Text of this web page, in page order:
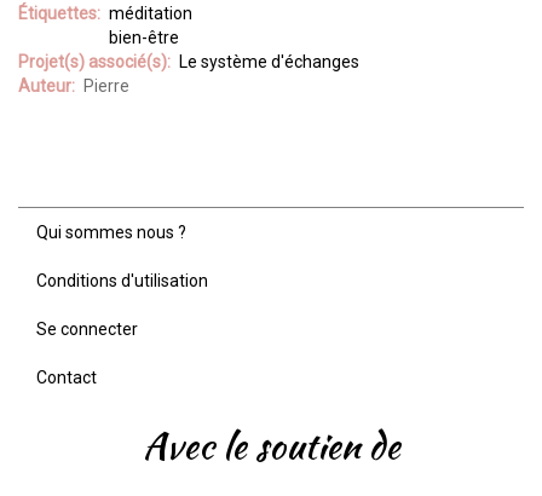
Étiquettes
méditation
bien-être
Projet(s) associé(s)
Le système d'échanges
Auteur
Pierre
Menu
de
page
Qui sommes nous ?
Conditions d'utilisation
Se connecter
Contact
Avec le soutien de